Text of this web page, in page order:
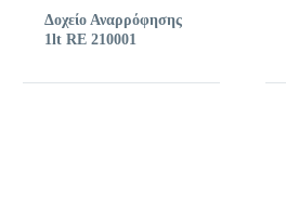
Δοχείο Αναρρόφησης
1lt RE 210001